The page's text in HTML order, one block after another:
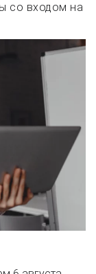
со входом на